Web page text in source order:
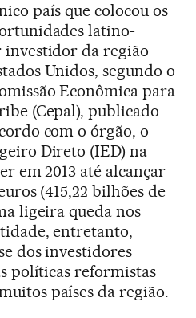
país que colocou os
latino-
investidor da região
Unidos, segundo o
Econômica para
(Cepal), publicado
com o órgão, o
Direto (IED) na
em 2013 até alcançar
(415,22 bilhões de
ligeira queda nos
entretanto,
dos investidores
políticas reformistas
países da região.